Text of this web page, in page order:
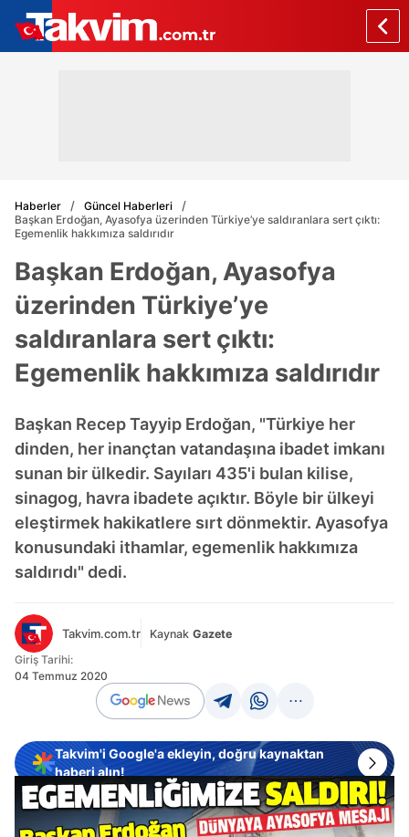
Haberler
Güncel Haberleri
Başkan Erdoğan, Ayasofya üzerinden Türkiye’ye saldıranlara sert çıktı:
Egemenlik hakkımıza saldırıdır
Başkan Erdoğan, Ayasofya
üzerinden Türkiye’ye
saldıranlara sert çıktı:
Egemenlik hakkımıza saldırıdır
Başkan Recep Tayyip Erdoğan, "Türkiye her
dinden, her inançtan vatandaşına ibadet imkanı
sunan bir ülkedir. Sayıları 435'i bulan kilise,
sinagog, havra ibadete açıktır. Böyle bir ülkeyi
eleştirmek hakikatlere sırt dönmektir. Ayasofya
konusundaki ithamlar, egemenlik hakkımıza
saldırıdı" dedi.
Takvim.com.tr Kaynak Gazete
Giriş Tarihi:
04 Temmuz 2020
Takvim'i Google'a ekleyin, doğru kaynaktan
haberi alın!